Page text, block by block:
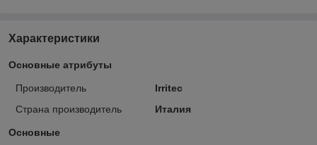
Характеристики
Основные атрибуты
Производитель
Irritec
Страна производитель
Италия
Основные